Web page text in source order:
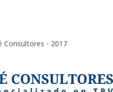
Consultores - 2017